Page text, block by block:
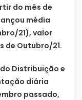
do mês de
média
21), valor
de Outubro/21.
Distribuição e
diária
passado,